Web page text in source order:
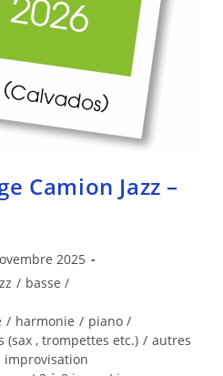
Camion Jazz –
2025
/ basse /
/ harmonie / piano /
(sax , trompettes etc.) / autres
improvisation